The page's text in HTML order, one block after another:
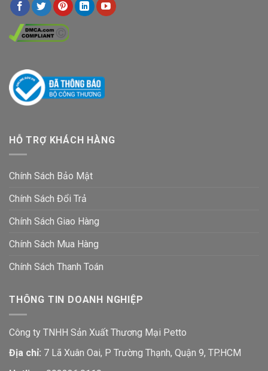
HỖ TRỢ KHÁCH HÀNG
Chính Sách Bảo Mật
Chính Sách Đổi Trả
Chính Sách Giao Hàng
Chính Sách Mua Hàng
Chính Sách Thanh Toán
THÔNG TIN DOANH NGHIỆP
Công ty TNHH Sản Xuất Thương Mại Petto
Địa chỉ: 7 Lã Xuân Oai, P Trường Thạnh, Quận 9, TP.HCM